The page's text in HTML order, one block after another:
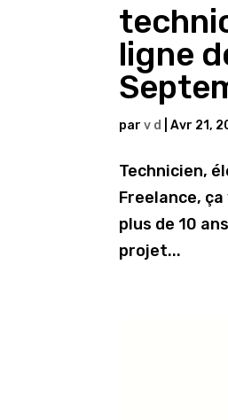
ligne
parv d |Avr 21,
Technicien,
Freelance,
plus de 10
projet...